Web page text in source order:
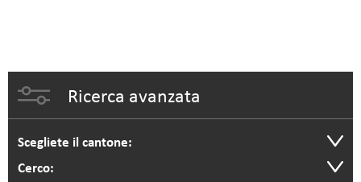
Ricerca avanzata
Scegliete il cantone:
Cerco: